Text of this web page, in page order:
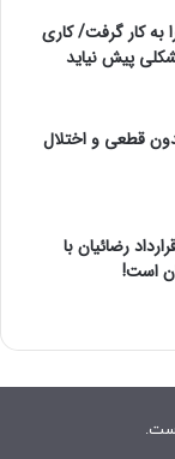
به کار گرفت/ کاری
پیش نیاید
قطعی و اختلال
رضائیان با